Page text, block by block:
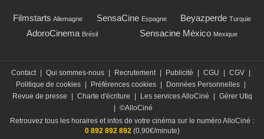
Filmstarts Allemagne SensaCine Espagne Beyazperde Turquie
AdoroCinema Brésil Sensacine México Mexique
Contact Qui sommes-nous Recrutement Publicité CGU CGV
Politique de cookies
Préférences cookies Données Personnelles
Revue de presse
Charte d'écriture Les services AlloCiné
Gérer Utiq
©AlloCiné
Retrouvez tous les horaires et infos de votre cinéma sur le numéro AlloCiné :
0 892 892 892(0,90€/minute)